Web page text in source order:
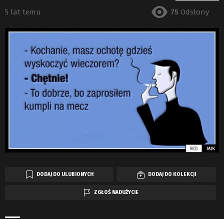
5 lat temu 75 Odsłony
DODAJ DO ULUBIONYCH DODAJ DO KOLEKCJI
ZGŁOŚ NADUŻYCIE